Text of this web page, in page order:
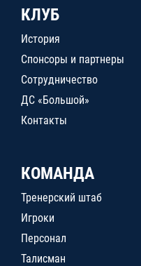
КЛУБ
История
Спонсоры и партнеры
Сотрудничество
ДС «Большой»
Контакты
КОМАНДА
Тренерский штаб
Игроки
Персонал
Талисман